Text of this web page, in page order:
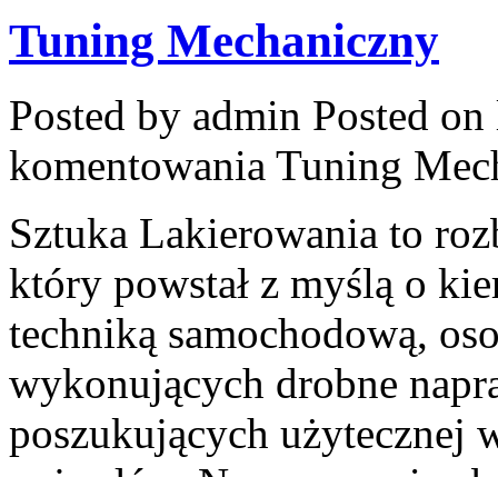
Tuning Mechaniczny
Posted by admin Posted
komentowania Tuning
Sztuka Lakierowania to
który powstał z myślą o
techniką samochodową,
wykonujących drobne
poszukujących użytecznej